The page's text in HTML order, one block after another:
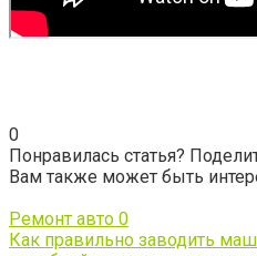
0
Понравилась статья?
Вам также может быть
Ремонт авто 0
Как правильно заводить